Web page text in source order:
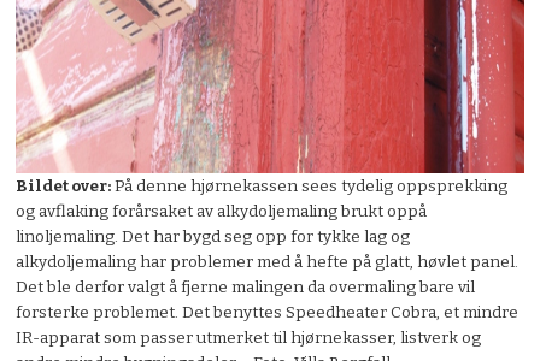
Bildet over:På denne hjørnekassen sees tydelig oppsprekking
og avflaking forårsaket av alkydoljemaling brukt oppå
linoljemaling. Det har bygd seg opp for tykke lag og
alkydoljemaling har problemer med å hefte på glatt, høvlet panel.
Det ble derfor valgt å fjerne malingen da overmaling bare vil
forsterke problemet. Det benyttes Speedheater Cobra, et mindre
IR-apparat som passer utmerket til hjørnekasser, listverk og